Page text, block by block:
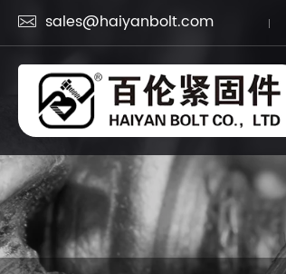
 sales@haiyanbolt.com